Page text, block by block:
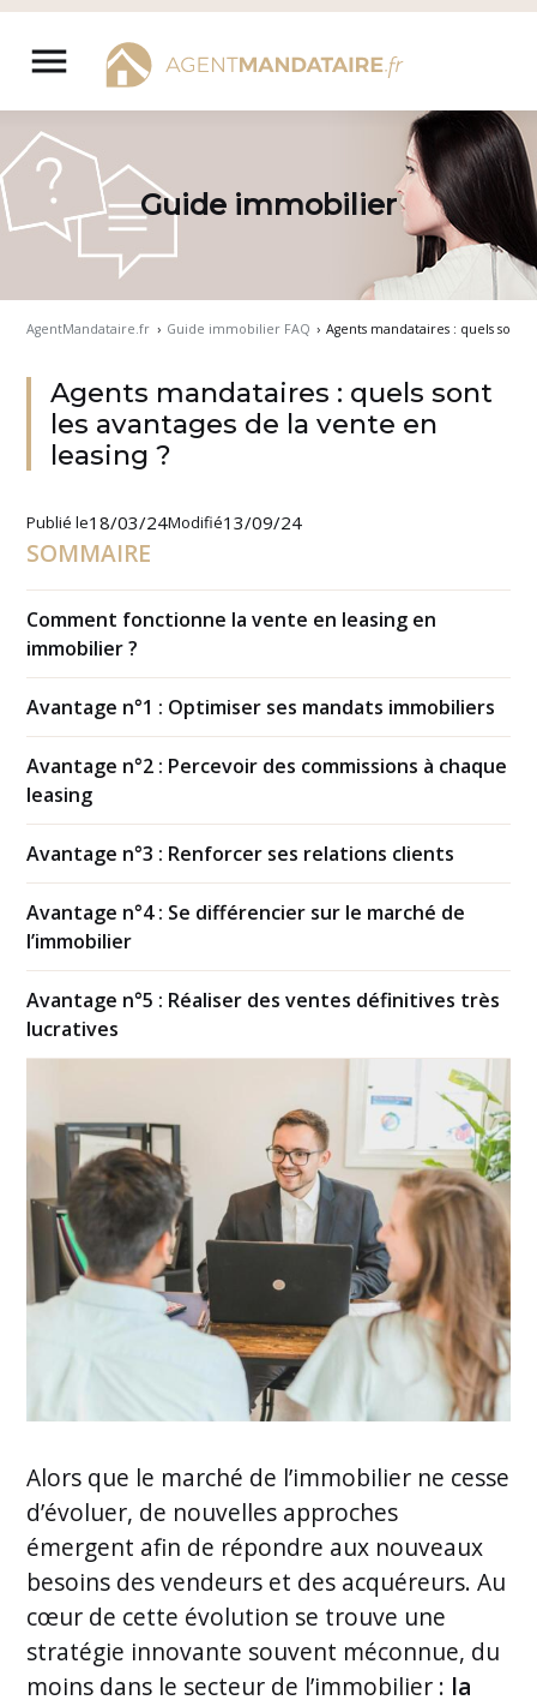
Aller
contenu
menu
Guide immobilier
AgentMandataire.fr › Guide immobilier FAQ › Agents mandataires : quels sont
Agents mandataires : quels sont
les avantages de la vente en
leasing ?
Publié le18/03/24Modifié13/09/24
SOMMAIRE
Comment fonctionne la vente en leasing en
immobilier ?
Avantage n°1 : Optimiser ses mandats immobiliers
Avantage n°2 : Percevoir des commissions à chaque
leasing
Avantage n°3 : Renforcer ses relations clients
Avantage n°4 : Se différencier sur le marché de
l’immobilier
Avantage n°5 : Réaliser des ventes définitives très
lucratives
Alors que le marché de l’immobilier ne cesse
d’évoluer, de nouvelles approches
émergent afin de répondre aux nouveaux
besoins des vendeurs et des acquéreurs. Au
cœur de cette évolution se trouve une
stratégie innovante souvent méconnue, du
moins dans le secteur de l’immobilier : la